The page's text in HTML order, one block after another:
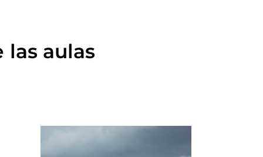
las aulas